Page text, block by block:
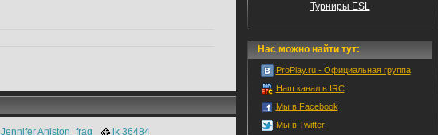
Jennifer Aniston_frag jk 36484
Турниры ESL
Нас можно найти тут:
ProPlay.ru - Официальная группа
Наш канал в IRC
Мы в Facebook
Мы в Twitter